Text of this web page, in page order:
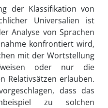
der Klassifikation von
Universalien ist
Analyse von Sprachen
konfrontiert wird,
mit der Wortstellung
oder nur die
Relativsätzen erlauben.
dass das
zu solchen